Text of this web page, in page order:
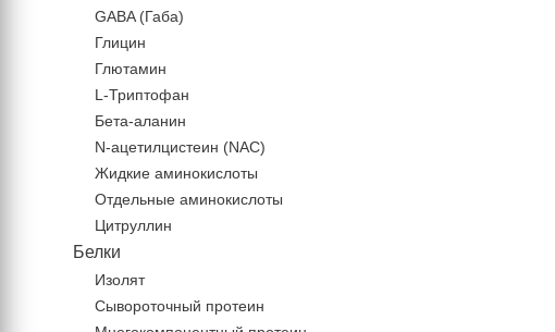
GABA (Габа)
Глицин
Глютамин
L-Триптофан
Бета-аланин
N-ацетилцистеин (NAC)
Жидкие аминокислоты
Отдельные аминокислоты
Цитруллин
Белки
Изолят
Сывороточный протеин